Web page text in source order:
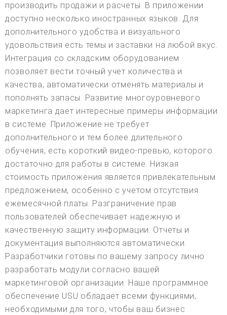
производить продажи и расчеты. В приложении
доступно несколько иностранных языков. Для
дополнительного удобства и визуального
удовольствия есть темы и заставки на любой вкус.
Интеграция со складским оборудованием
позволяет вести точный учет количества и
качества, автоматически отменять материалы и
пополнять запасы. Развитие многоуровневого
маркетинга дает интересные примеры информации
в системе. Приложение не требует
дополнительного и тем более длительного
обучения, есть короткий видео-превью, которого
достаточно для работы в системе. Низкая
стоимость приложения является привлекательным
предложением, особенно с учетом отсутствия
ежемесячной платы. Разграничение прав
пользователей обеспечивает надежную и
качественную защиту информации. Отчеты и
документация выполняются автоматически.
Разработчики готовы по вашему запросу лично
разработать модули согласно вашей
маркетинговой организации. Наше программное
обеспечение USU обладает всеми функциями,
необходимыми для того, чтобы ваш бизнес